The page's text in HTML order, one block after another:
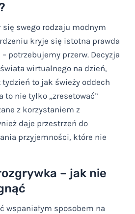
się swego rodzaju modnym
kryje się istotna prawda
potrzebujemy przerw. Decyzja
wirtualnego na dzień,
to jak świeży oddech
to nie tylko „zresetować”
z korzystaniem z
daje przestrzeń do
przyjemności, które nie
– jak nie
wspaniałym sposobem na